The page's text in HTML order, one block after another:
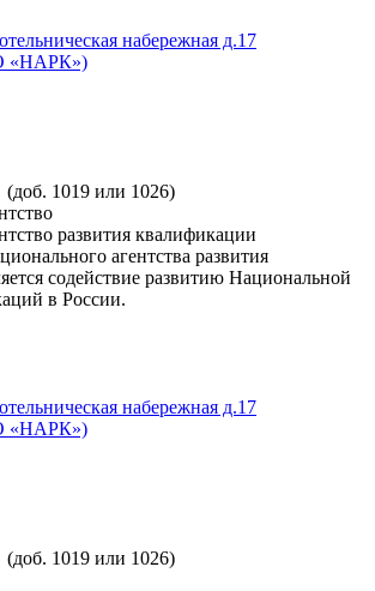
набережная д.17
«НАРК»)
(доб. 1019 или 1026)
развития квалификации
агентства развития
содействие развитию Национальной
в России.
набережная д.17
«НАРК»)
(доб. 1019 или 1026)